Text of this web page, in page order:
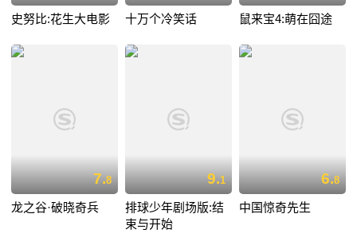
史努比:花生大电影 十万个冷笑话 鼠来宝4:萌在囧途
7.8
龙之谷·破晓奇兵
9.1
排球少年剧场版:结
束与开始
6.8
中国惊奇先生